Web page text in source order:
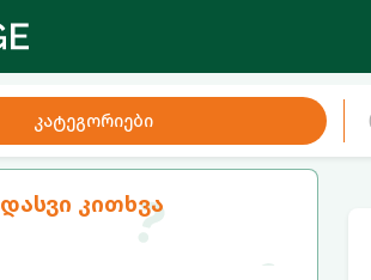
კატეგორიები
დასვი კითხვა